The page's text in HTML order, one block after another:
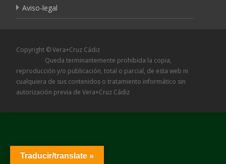
Aviso-legal
Copyright © Vera+Cruz Cádiz
Queda terminantemente prohibida la copia,
reproducción y/o publicación, total o parcial, de esta web ni
cualquiera de sus contenidos o tratamiento informático sin
autorización previa de Vera+Cruz Cádiz
Traducir/translate »